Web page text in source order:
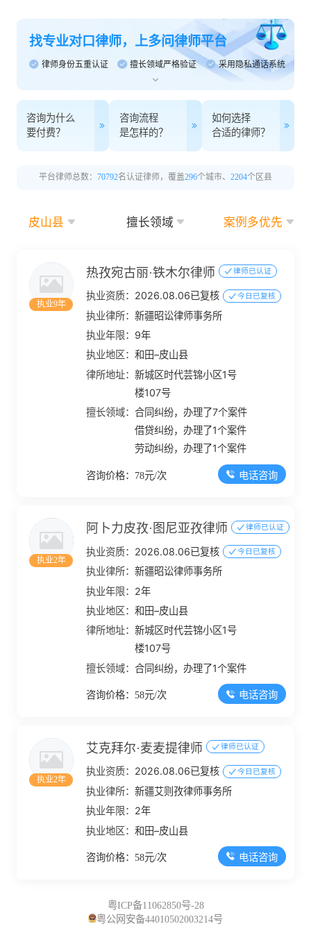
找专业对口律师，上多问律师平台
律师身份五重认证 擅长领域严格验证 采用隐私通话系统
咨询为什么
要付费？
咨询流程
是怎样的？
如何选择
合适的律师？
平台律师总数： 70792名认证律师，覆盖296个城市、 2204个区县
皮山县 擅长领域 案例多优先
执业9年
热孜宛古丽·铁木尔律师 律师已认证
执业资质： 2026.08.06已复核 今日已复核
执业律所：新疆昭讼律师事务所
执业年限： 9年
执业地区：和田–皮山县
律所地址：新城区时代芸锦小区1号
楼107号
擅长领域：合同纠纷，办理了7个案件
借贷纠纷，办理了1个案件
劳动纠纷，办理了1个案件
咨询价格：78元/次 电话咨询
执业2年
阿卜力皮孜·图尼亚孜律师 律师已认证
执业资质： 2026.08.06已复核 今日已复核
执业律所：新疆昭讼律师事务所
执业年限： 2年
执业地区：和田–皮山县
律所地址：新城区时代芸锦小区1号
楼107号
擅长领域：合同纠纷，办理了1个案件
咨询价格：58元/次 电话咨询
执业2年
艾克拜尔·麦麦提律师 律师已认证
执业资质： 2026.08.06已复核 今日已复核
执业律所：新疆艾则孜律师事务所
执业年限： 2年
执业地区：和田–皮山县
咨询价格：58元/次 电话咨询
粤ICP备11062850号-28
粤公网安备44010502003214号